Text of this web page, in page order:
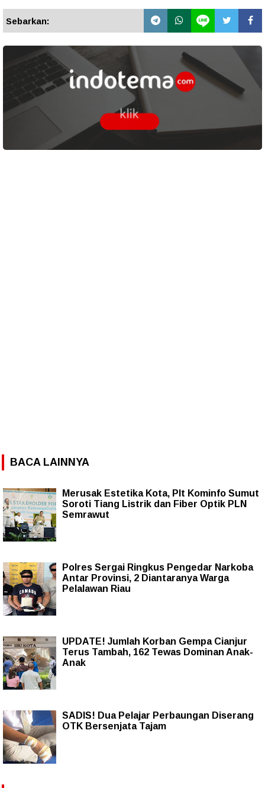
Sebarkan:
BACA LAINNYA
Merusak Estetika Kota, Plt Kominfo Sumut
Soroti Tiang Listrik dan Fiber Optik PLN
Semrawut
Polres Sergai Ringkus Pengedar Narkoba
Antar Provinsi, 2 Diantaranya Warga
Pelalawan Riau
UPDATE! Jumlah Korban Gempa Cianjur
Terus Tambah, 162 Tewas Dominan Anak-
Anak
SADIS! Dua Pelajar Perbaungan Diserang
OTK Bersenjata Tajam